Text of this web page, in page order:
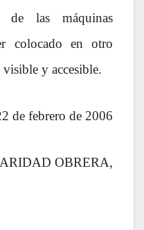
de las máquinas
colocado en otro
visible y accesible.
de febrero de 2006
OBRERA,